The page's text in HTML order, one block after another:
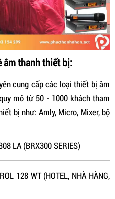
âm thanh thiết bị:
cung cấp các loại thiết bị âm
mô từ 50 - 1000 khách tham
bị như: Amly, Micro, Mixer, bộ
LA (BRX300 SERIES)
128 WT (HOTEL, NHÀ HÀNG,